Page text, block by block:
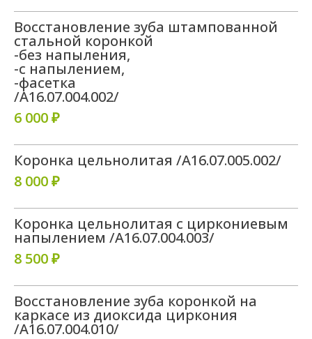
Восстановление зуба штампованной
стальной коронкой
-без напыления,
-с напылением,
-фасетка
/A16.07.004.002/
6 000 ₽
Коронка цельнолитая /A16.07.005.002/
8 000 ₽
Коронка цельнолитая с циркониевым
напылением /A16.07.004.003/
8 500 ₽
Восстановление зуба коронкой на
каркасе из диоксида циркония
/A16.07.004.010/